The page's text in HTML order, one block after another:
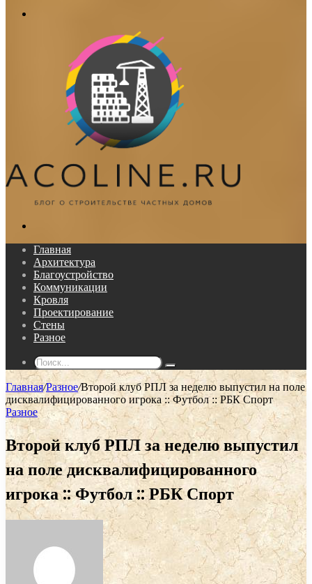
Главная
Архитектура
Благоустройство
Коммуникации
Кровля
Проектирование
Стены
Разное
Поиск...
Главная/Разное/Второй клуб РПЛ за неделю выпустил на поле
дисквалифицированного игрока :: Футбол :: РБК Спорт
Разное
Второй клуб РПЛ за неделю выпустил
на поле дисквалифицированного
игрока :: Футбол :: РБК Спорт